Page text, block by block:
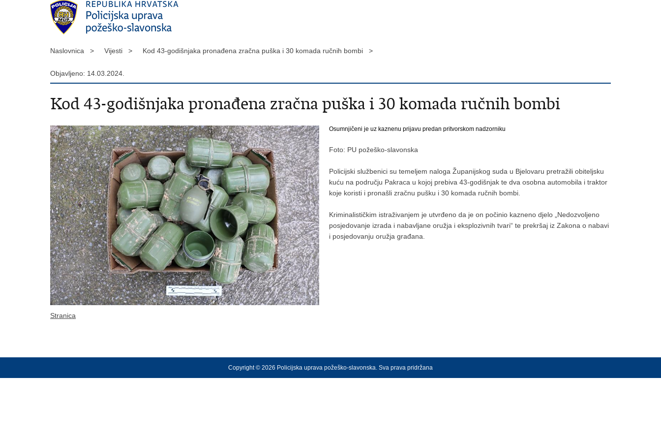
Naslovnica > Vijesti > Kod 43-godišnjaka pronađena zračna puška i 30 komada ručnih bombi >
Objavljeno: 14.03.2024.
Kod 43-godišnjaka pronađena zračna puška i 30 komada ručnih bombi
Osumnjičeni je uz kaznenu prijavu predan pritvorskom nadzorniku
Foto: PU požeško-slavonska
Policijski službenici su temeljem naloga Županijskog suda u Bjelovaru pretražili obiteljsku
kuću na području Pakraca u kojoj prebiva 43-godišnjak te dva osobna automobila i traktor
koje koristi i pronašli zračnu pušku i 30 komada ručnih bombi.
Kriminalističkim istraživanjem je utvrđeno da je on počinio kazneno djelo „Nedozvoljeno
posjedovanje izrada i nabavljane oružja i eksplozivnih tvari“ te prekršaj iz Zakona o nabavi
i posjedovanju oružja građana.
Stranica
Copyright © 2026 Policijska uprava požeško-slavonska. Sva prava pridržana